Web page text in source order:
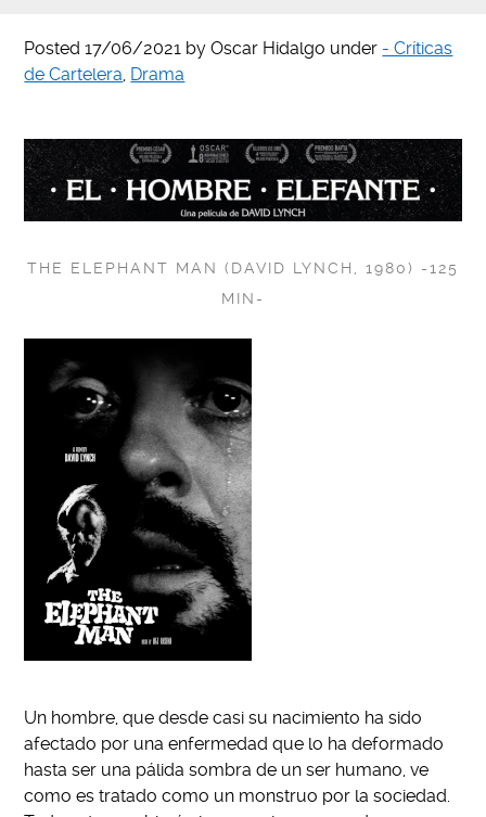
Posted17/06/2021 byOscar Hidalgo under - Críticas
de Cartelera, Drama
THE ELEPHANT MAN (DAVID LYNCH, 1980) -125
MIN-
Un hombre, que desde casi su nacimiento ha sido
afectado por una enfermedad que lo ha deformado
hasta ser una pálida sombra de un ser humano, ve
como es tratado como un monstruo por la sociedad.